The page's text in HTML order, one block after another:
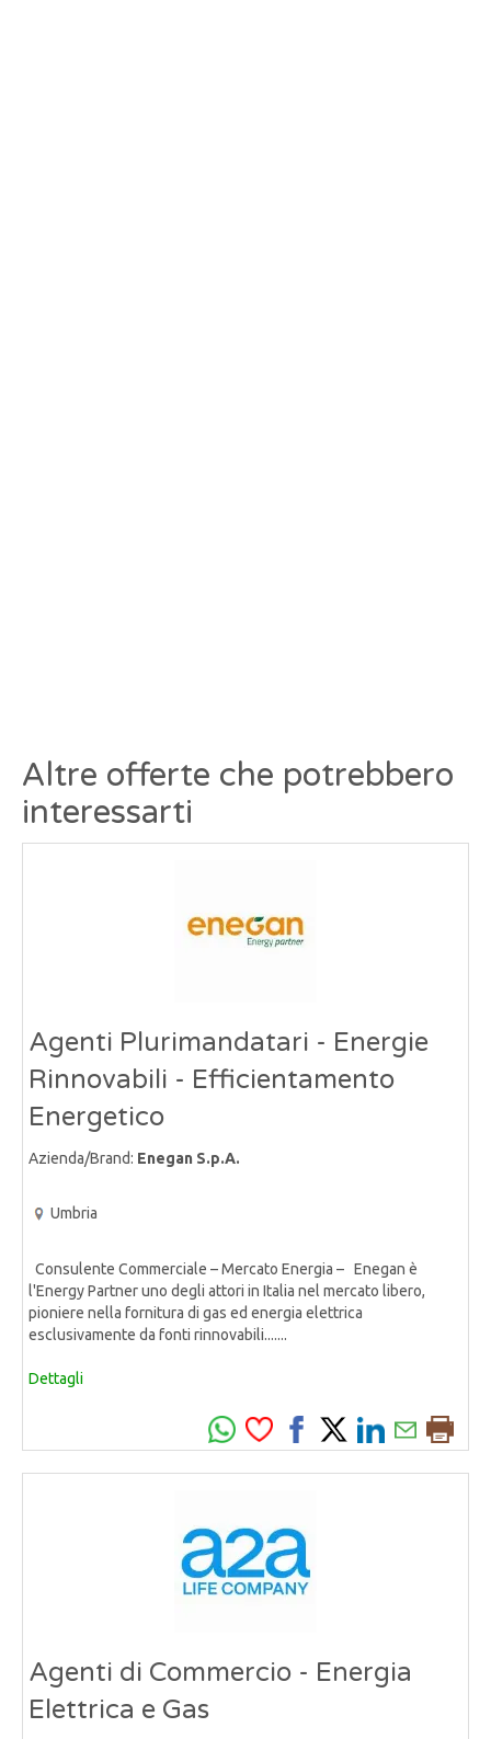
Altre offerte che potrebbero
interessarti
Agenti Plurimandatari - Energie
Rinnovabili - Efficientamento
Energetico
Azienda/Brand: Enegan S.p.A.
Umbria
Consulente Commerciale – Mercato Energia – Enegan è
l'Energy Partner uno degli attori in Italia nel mercato libero,
pioniere nella fornitura di gas ed energia elettrica
esclusivamente da fonti rinnovabili.......
Dettagli
Agenti di Commercio - Energia
Elettrica e Gas